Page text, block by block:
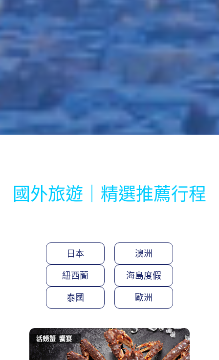
國外旅遊｜精選推薦行程
日本 澳洲
紐西蘭 海島度假
泰國 歐洲